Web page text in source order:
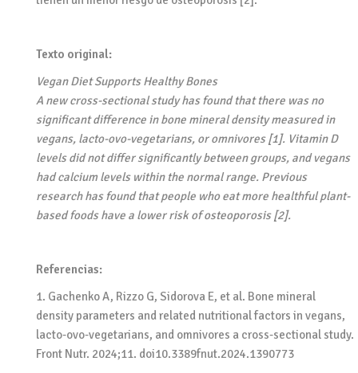
Texto original:
Vegan Diet Supports Healthy Bones
A new cross-sectional study has found that there was no
significant difference in bone mineral density measured in
vegans, lacto-ovo-vegetarians, or omnivores [1]. Vitamin D
levels did not differ significantly between groups, and vegans
had calcium levels within the normal range. Previous
research has found that people who eat more healthful plant-
based foods have a lower risk of osteoporosis [2].
Referencias:
1. Gachenko A, Rizzo G, Sidorova E, et al. Bone mineral
density parameters and related nutritional factors in vegans,
lacto-ovo-vegetarians, and omnivores a cross-sectional study.
Front Nutr. 2024;11. doi10.3389fnut.2024.1390773